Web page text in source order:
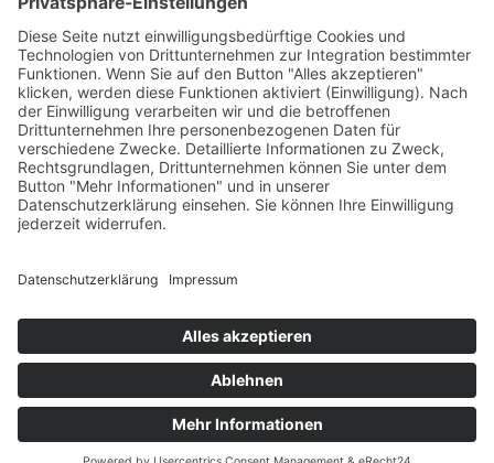
Support
Kostenlose Beratung vor und nach dem
Kauf!
Qualität
Cookie-Einstellungen ändern